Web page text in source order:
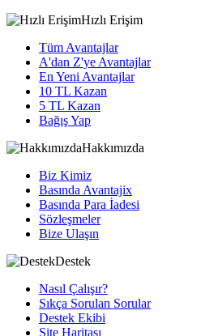
Hızlı Erişim
Tüm Avantajlar
A'dan Z'ye Avantajlar
En Yeni Avantajlar
10 TL Kazan
5 TL Kazan
Bağış Yap
Hakkımızda
Biz Kimiz
Basında Avantajix
Basında Para İadesi
Sözleşmeler
Bize Ulaşın
Destek
Nasıl Çalışır?
Sıkça Sorulan Sorular
Destek Ekibi
Site Haritası